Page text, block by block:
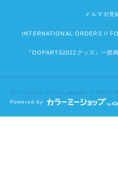
メルマガ登
INTERNATIONAL ORDERS //
『OOPARTS2022グッズ』一部
All contents of this website ©
Powered by